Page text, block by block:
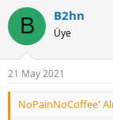
k
l
B B2hn
Üye
21 May 2021
NoPainNoCoffee'